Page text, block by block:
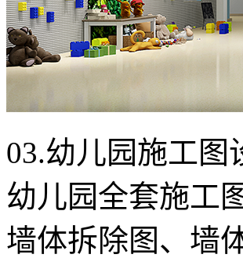
03.幼儿园施工图
幼儿园全套施工
墙体拆除图、墙